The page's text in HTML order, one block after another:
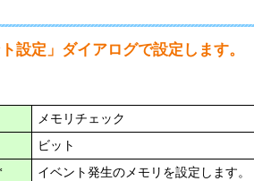
ステム 保守
売機・店舗 ソリ
ー・研修情報
ト設定」ダイアログで設定します。
メモリチェック
ビット
イベント発生のメモリを設定します。